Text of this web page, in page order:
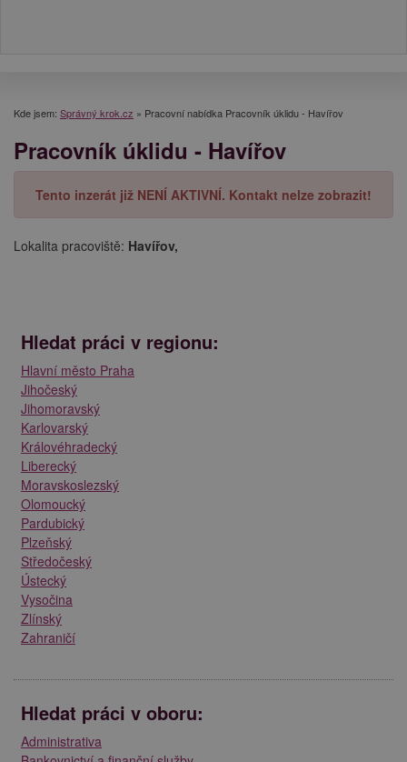
Kde jsem: Správný krok.cz » Pracovní nabídka Pracovník úklidu - Havířov
Pracovník úklidu - Havířov
Tento inzerát již NENÍ AKTIVNÍ. Kontakt nelze zobrazit!
Lokalita pracoviště: Havířov,
Hledat práci v regionu:
Hlavní město Praha
Jihočeský
Jihomoravský
Karlovarský
Královéhradecký
Liberecký
Moravskoslezský
Olomoucký
Pardubický
Plzeňský
Středočeský
Ústecký
Vysočina
Zlínský
Zahraničí
Hledat práci v oboru:
Administrativa